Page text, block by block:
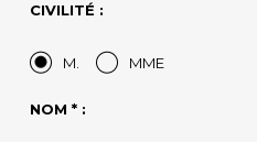
CIVILITÉ :
M. MME
NOM * :